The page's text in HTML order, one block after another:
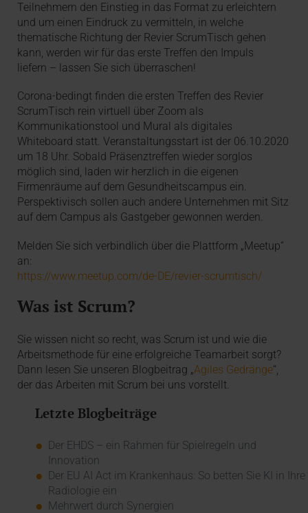
Teilnehmern den Einstieg in das Format zu erleichtern
und um einen Eindruck zu vermitteln, in welche
thematische Richtung der Revier ScrumTisch gehen
kann, werden wir für das erste Treffen den Impuls
liefern – lassen Sie sich überraschen!
Corona-bedingt finden die ersten Treffen des Revier
ScrumTisch rein virtuell über Zoom als
Kommunikationstool und Mural als digitales
Whiteboard statt. Veranstaltungsstart ist der 06.10.2020
um 18 Uhr. Sobald Präsenztreffen wieder sorglos
möglich sind, laden wir herzlich in die eigenen
Firmenräume auf dem Gesundheitscampus ein.
Perspektivisch sollen auch andere Unternehmen mit Sitz
auf dem Campus als Gastgeber gewonnen werden.
Melden Sie sich verbindlich über die Plattform „Meetup“
an:
https://www.meetup.com/de-DE/revier-scrumtisch/
Was ist Scrum?
Sie wissen nicht so recht, was Scrum ist und wie die
Arbeitsmethode für eine erfolgreiche Teamarbeit sorgt?
Dann lesen Sie unseren Blogbeitrag „Agiles Gedränge“,
der das Arbeiten mit Scrum bei uns vorstellt.
Letzte Blogbeiträge
Der EHDS – ein Rahmen für Spielregeln und
Innovation
Der EU AI Act im Krankenhaus: So betten Sie KI in Ihre
Radiologie ein
Mehrwert durch Synergien